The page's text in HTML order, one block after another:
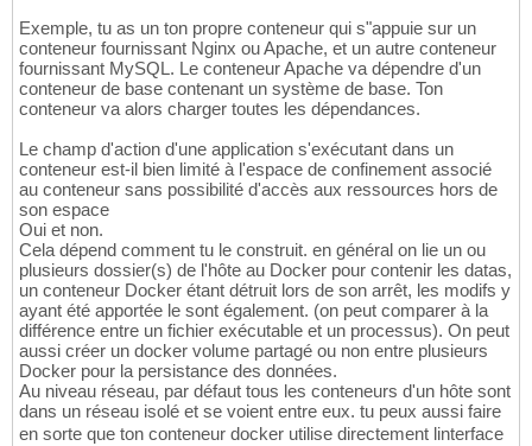
Exemple, tu as un ton propre conteneur qui s"appuie sur un
conteneur fournissant Nginx ou Apache, et un autre conteneur
fournissant MySQL. Le conteneur Apache va dépendre d'un
conteneur de base contenant un système de base. Ton
conteneur va alors charger toutes les dépendances.
Le champ d'action d'une application s'exécutant dans un
conteneur est-il bien limité à l'espace de confinement associé
au conteneur sans possibilité d'accès aux ressources hors de
son espace
Oui et non.
Cela dépend comment tu le construit. en général on lie un ou
plusieurs dossier(s) de l'hôte au Docker pour contenir les datas,
un conteneur Docker étant détruit lors de son arrêt, les modifs y
ayant été apportée le sont également. (on peut comparer à la
différence entre un fichier exécutable et un processus). On peut
aussi créer un docker volume partagé ou non entre plusieurs
Docker pour la persistance des données.
Au niveau réseau, par défaut tous les conteneurs d'un hôte sont
dans un réseau isolé et se voient entre eux. tu peux aussi faire
en sorte que ton conteneur docker utilise directement linterface